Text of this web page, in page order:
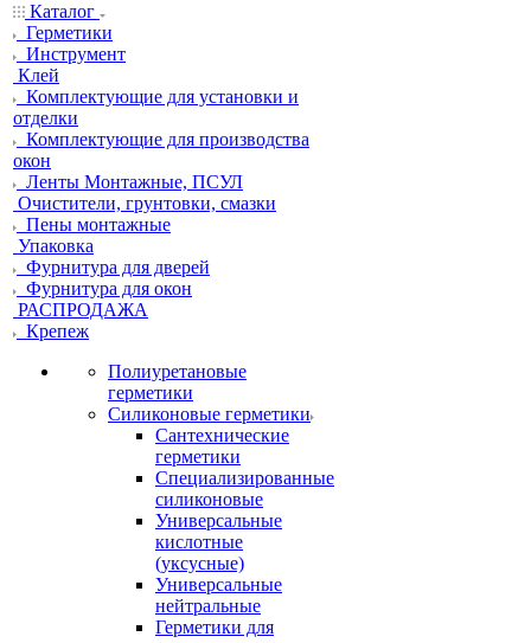
Каталог
Герметики
Инструмент
Клей
Комплектующие для установки и
отделки
Комплектующие для производства
окон
Ленты Монтажные, ПСУЛ
Очистители, грунтовки, смазки
Пены монтажные
Упаковка
Фурнитура для дверей
Фурнитура для окон
РАСПРОДАЖА
Крепеж
Полиуретановые
герметики
Силиконовые герметики
Сантехнические
герметики
Специализированные
силиконовые
Универсальные
кислотные
(уксусные)
Универсальные
нейтральные
Герметики для